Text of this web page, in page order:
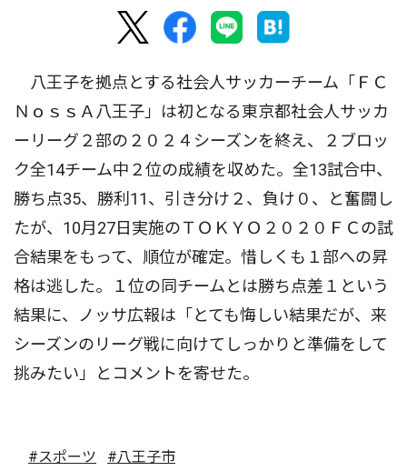
八王子を拠点とする社会人サッカーチーム「ＦＣ
ＮｏｓｓＡ八王子」は初となる東京都社会人サッカ
ーリーグ２部の２０２４シーズンを終え、２ブロッ
ク全14チーム中２位の成績を収めた。全13試合中、
勝ち点35、勝利11、引き分け２、負け０、と奮闘し
たが、10月27日実施のＴＯＫＹＯ２０２０ＦＣの試
合結果をもって、順位が確定。惜しくも１部への昇
格は逃した。１位の同チームとは勝ち点差１という
結果に、ノッサ広報は「とても悔しい結果だが、来
シーズンのリーグ戦に向けてしっかりと準備をして
挑みたい」とコメントを寄せた。
#スポーツ #八王子市